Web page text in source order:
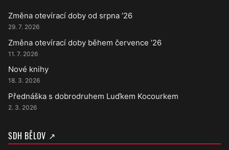
Změna otevírací doby od srpna ’26
29. 7. 2026
Změna otevírací doby během července ’26
11. 7. 2026
Nové knihy
18. 3. 2026
Přednáška s dobrodruhem Luďkem Kocourkem
2. 3. 2026
SDH BĚLOV ↗